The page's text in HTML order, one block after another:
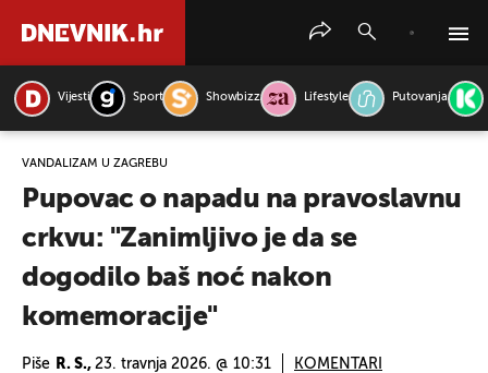
Vijesti Sport Showbizz Lifestyle Putovanja
VANDALIZAM U ZAGREBU
Pupovac o napadu na pravoslavnu
crkvu: "Zanimljivo je da se
dogodilo baš noć nakon
komemoracije"
Piše R. S., 23. travnja 2026. @ 10:31 KOMENTARI
PRETRAŽITE VIJESTI